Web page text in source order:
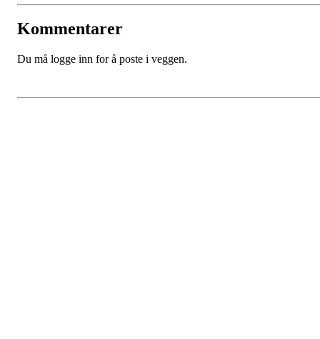
Kommentarer
Du må logge inn for å poste i veggen.